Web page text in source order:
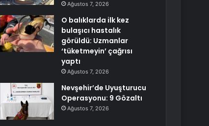
Ağustos 7, 2026
O balıklarda ilk kez
bulaşıcı hastalık
görüldü: Uzmanlar
‘tüketmeyin’ çağrısı
yaptı
Ağustos 7, 2026
Nevşehir’de Uyuşturucu
Operasyonu: 9 Gözaltı
Ağustos 7, 2026